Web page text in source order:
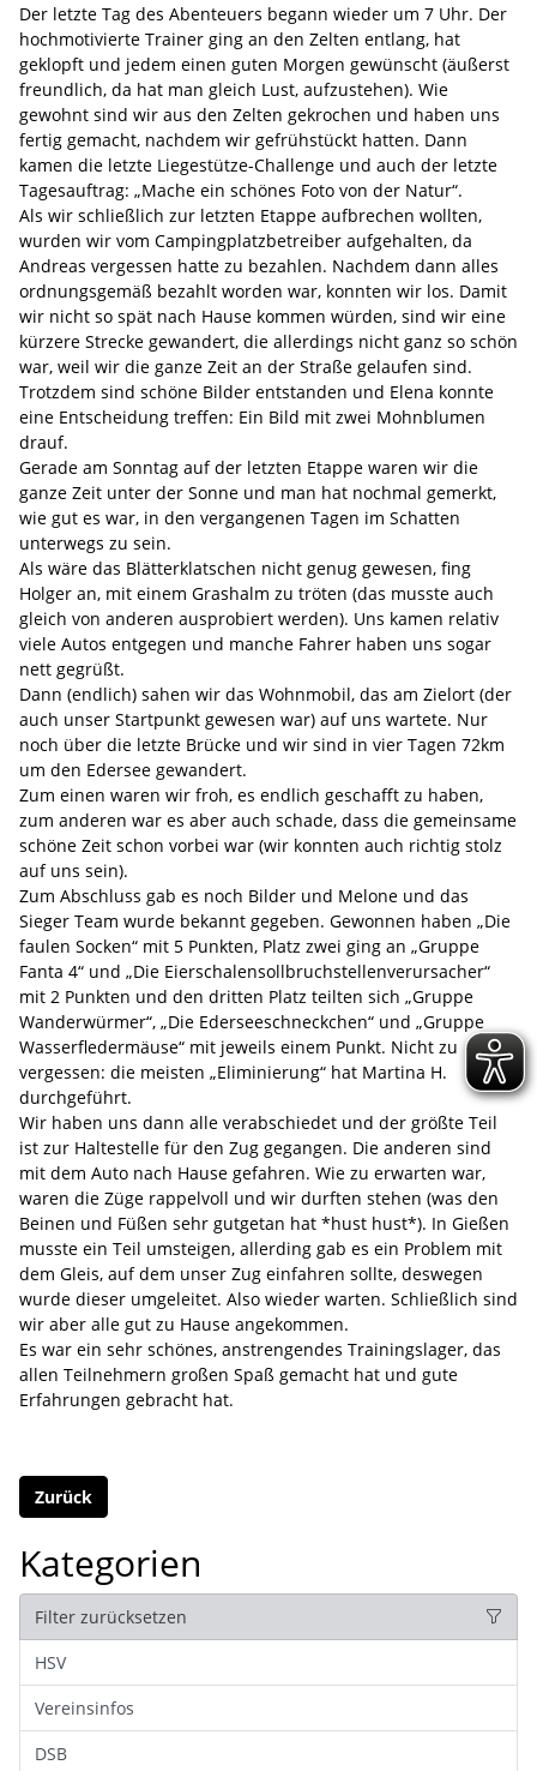
Der letzte Tag des Abenteuers begann wieder um 7 Uhr. Der
hochmotivierte Trainer ging an den Zelten entlang, hat
geklopft und jedem einen guten Morgen gewünscht (äußerst
freundlich, da hat man gleich Lust, aufzustehen). Wie
gewohnt sind wir aus den Zelten gekrochen und haben uns
fertig gemacht, nachdem wir gefrühstückt hatten. Dann
kamen die letzte Liegestütze-Challenge und auch der letzte
Tagesauftrag: „Mache ein schönes Foto von der Natur“.
Als wir schließlich zur letzten Etappe aufbrechen wollten,
wurden wir vom Campingplatzbetreiber aufgehalten, da
Andreas vergessen hatte zu bezahlen. Nachdem dann alles
ordnungsgemäß bezahlt worden war, konnten wir los. Damit
wir nicht so spät nach Hause kommen würden, sind wir eine
kürzere Strecke gewandert, die allerdings nicht ganz so schön
war, weil wir die ganze Zeit an der Straße gelaufen sind.
Trotzdem sind schöne Bilder entstanden und Elena konnte
eine Entscheidung treffen: Ein Bild mit zwei Mohnblumen
drauf.
Gerade am Sonntag auf der letzten Etappe waren wir die
ganze Zeit unter der Sonne und man hat nochmal gemerkt,
wie gut es war, in den vergangenen Tagen im Schatten
unterwegs zu sein.
Als wäre das Blätterklatschen nicht genug gewesen, fing
Holger an, mit einem Grashalm zu tröten (das musste auch
gleich von anderen ausprobiert werden). Uns kamen relativ
viele Autos entgegen und manche Fahrer haben uns sogar
nett gegrüßt.
Dann (endlich) sahen wir das Wohnmobil, das am Zielort (der
auch unser Startpunkt gewesen war) auf uns wartete. Nur
noch über die letzte Brücke und wir sind in vier Tagen 72km
um den Edersee gewandert.
Zum einen waren wir froh, es endlich geschafft zu haben,
zum anderen war es aber auch schade, dass die gemeinsame
schöne Zeit schon vorbei war (wir konnten auch richtig stolz
auf uns sein).
Zum Abschluss gab es noch Bilder und Melone und das
Sieger Team wurde bekannt gegeben. Gewonnen haben „Die
faulen Socken“ mit 5 Punkten, Platz zwei ging an „Gruppe
Fanta 4“ und „Die Eierschalensollbruchstellenverursacher“
mit 2 Punkten und den dritten Platz teilten sich „Gruppe
Wanderwürmer“, „Die Ederseeschneckchen“ und „Gruppe
Wasserfledermäuse“ mit jeweils einem Punkt. Nicht zu
vergessen: die meisten „Eliminierung“ hat Martina H.
durchgeführt.
Wir haben uns dann alle verabschiedet und der größte Teil
ist zur Haltestelle für den Zug gegangen. Die anderen sind
mit dem Auto nach Hause gefahren. Wie zu erwarten war,
waren die Züge rappelvoll und wir durften stehen (was den
Beinen und Füßen sehr gutgetan hat *hust hust*). In Gießen
musste ein Teil umsteigen, allerding gab es ein Problem mit
dem Gleis, auf dem unser Zug einfahren sollte, deswegen
wurde dieser umgeleitet. Also wieder warten. Schließlich sind
wir aber alle gut zu Hause angekommen.
Es war ein sehr schönes, anstrengendes Trainingslager, das
allen Teilnehmern großen Spaß gemacht hat und gute
Erfahrungen gebracht hat.
Zurück
Kategorien
Filter zurücksetzen
HSV
Vereinsinfos
DSB